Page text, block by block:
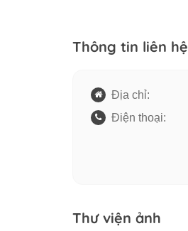
Thông tin liên hệ
Địa chỉ:
Điện thoại:
Thư viện ảnh